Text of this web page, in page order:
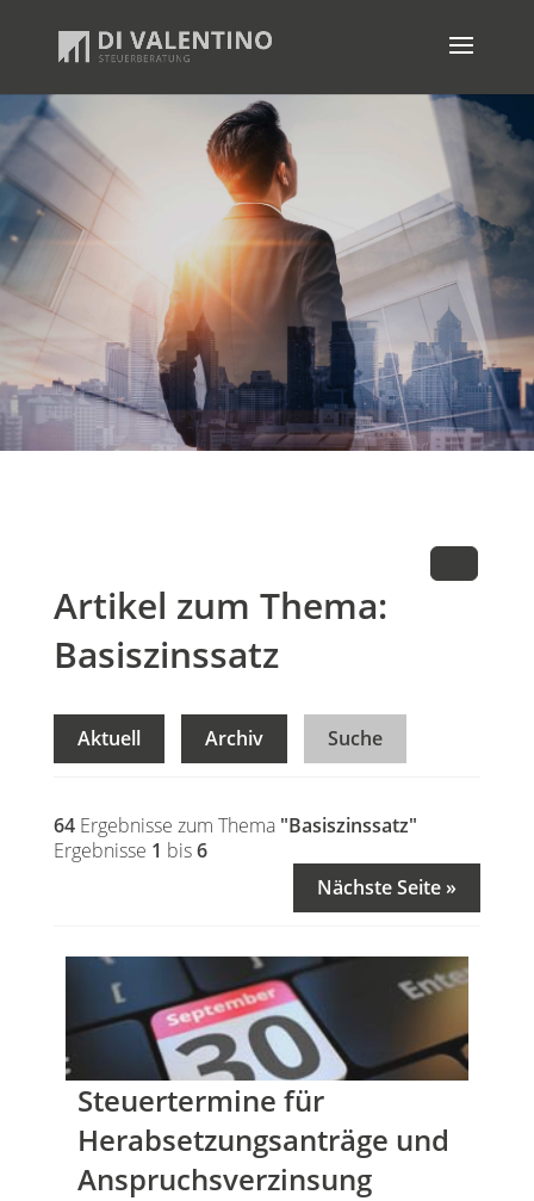
Artikel zum Thema:
Basiszinssatz
Aktuell Archiv Suche
64Ergebnisse zum Thema "Basiszinssatz"
Ergebnisse 1 bis6
Nächste Seite »
Steuertermine für
Herabsetzungsanträge und
Anspruchsverzinsung